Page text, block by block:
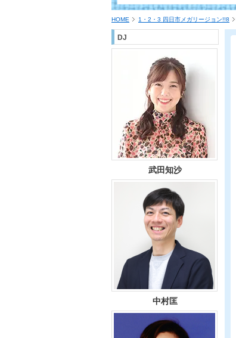
HOME 1・2・3 四日市メガリージョン!!8
DJ
武田知沙
中村匡